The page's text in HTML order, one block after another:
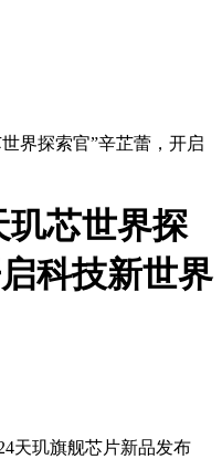
界探索官”辛芷蕾，开启
玑芯世界探
科技新世界
天玑旗舰芯片新品发布